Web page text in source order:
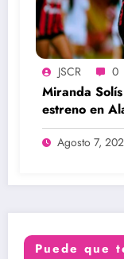
JSCR 0
Miranda
estreno en
Agosto 7,
Puede que